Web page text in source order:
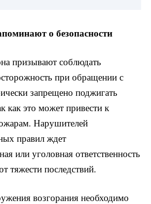
о безопасности
призывают соблюдать
при обращении с
запрещено поджигать
как это может привести к
Нарушителей
правил ждет
или уголовная ответственность
тяжести последствий.
возгорания необходимо